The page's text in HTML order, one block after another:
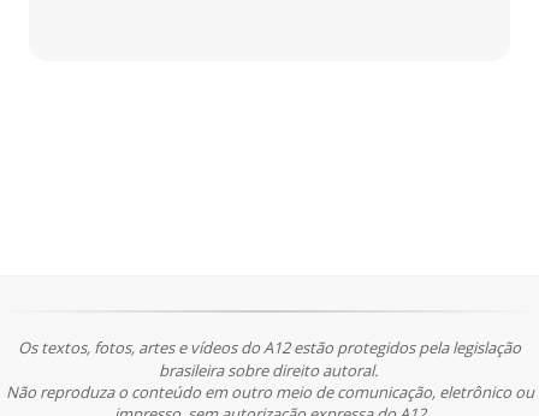
Os textos, fotos, artes e vídeos do A12 estão protegidos pela legislação
brasileira sobre direito autoral.
Não reproduza o conteúdo em outro meio de comunicação, eletrônico ou